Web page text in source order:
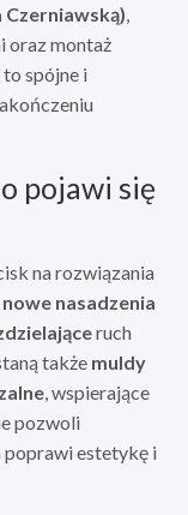
Czerniawską),
oraz montaż
spójne i
pojawi się
na rozwiązania
nowe nasadzenia
ruch
także muldy
, wspierające
pozwoli
poprawi estetykę i